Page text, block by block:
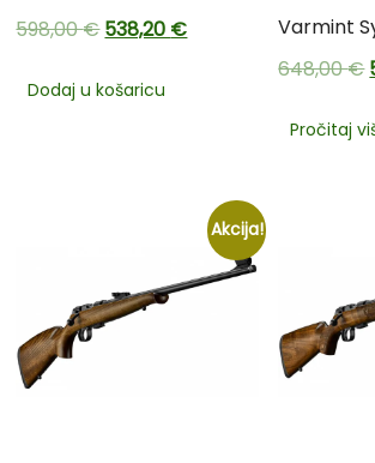
598,00€538,20 €
Dodaj u košaricu
Varmint
648,00€
Pročitaj
Akcija!